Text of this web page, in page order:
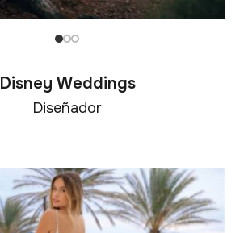
Disney Weddings
Diseñador